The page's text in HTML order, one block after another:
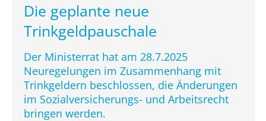
Die geplante neue
Trinkgeldpauschale
Der Ministerrat hat am 28.7.2025
Neuregelungen im Zusammenhang mit
Trinkgeldern beschlossen, die Änderungen
im Sozialversicherungs- und Arbeitsrecht
bringen werden.